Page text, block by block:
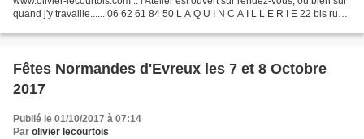
quand j'y travaille...... 06 62 61 84 50 L A Q U I N C A I L L E R I E 22 bis rue
Fêtes Normandes d'Evreux les 7 et 8 Octobre
2017
Publié le 01/10/2017 à 07:14
Par olivier lecourtois